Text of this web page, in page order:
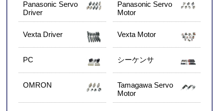
Panasonic Servo
Driver
Panasonic Servo
Motor
Vexta Driver Vexta Motor
PC シーケンサ
OMRON
Tamagawa Servo
Motor